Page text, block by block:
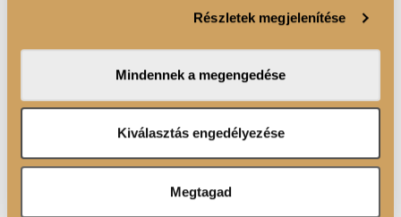
valamint weboldalforgalmunk elemzéséhez. Ezenkívül
adatait, akik kombinálhatják az adatokat más olyan
adatokkal, amelyeket Ön adott meg számukra vagy az
Ön által használt más szolgáltatásokból gyűjtöttek.
Részletek megjelenítése
Mindennek a megengedése
Kiválasztás engedélyezése
Megtagad
tökéletes, precízen formázott szemöldök már elérhető bárki